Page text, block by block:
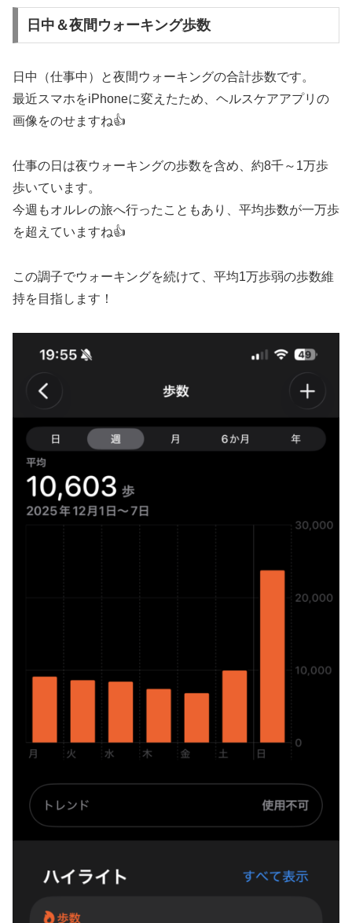
日中＆夜間ウォーキング歩数
日中（仕事中）と夜間ウォーキングの合計歩数です。
最近スマホをiPhoneに変えたため、ヘルスケアアプリの
画像をのせますね👍
仕事の日は夜ウォーキングの歩数を含め、約8千～1万歩
歩いています。
今週もオルレの旅へ行ったこともあり、平均歩数が一万歩
を超えていますね👍
この調子でウォーキングを続けて、平均1万歩弱の歩数維
持を目指します！